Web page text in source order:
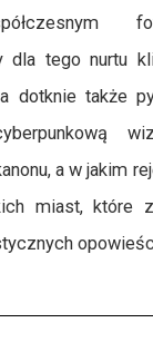
dla tego nurtu
dotknie także
a w jakim
miast, które